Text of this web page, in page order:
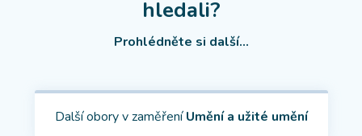
hledali?
Prohlédněte si další...
Další obory v zaměřeníUmění a užité umění